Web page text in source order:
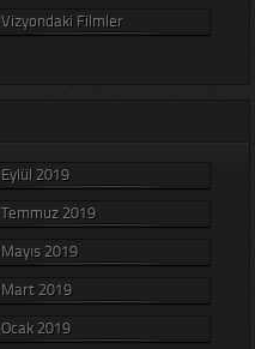
Vizyondaki Filmler
Eylül 2019
Temmuz 2019
Mayıs 2019
Mart 2019
Ocak 2019